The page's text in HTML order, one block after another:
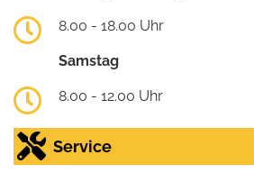
8.00 - 18.00 Uhr
Samstag
8.00 - 12.00 Uhr
Service